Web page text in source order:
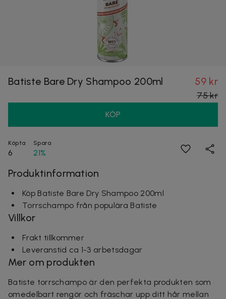
Batiste Bare Dry Shampoo 200ml 59 kr
75 kr
KÖP
Köpta
6
Spara
21%
Produktinformation
Köp Batiste Bare Dry Shampoo 200ml
Torrschampo från populära Batiste
Villkor
Frakt tillkommer
Leveranstid ca 1-3 arbetsdagar
Mer om produkten
Batiste torrschampo är den perfekta produkten som
omedelbart rengör och fräschar upp ditt hår mellan